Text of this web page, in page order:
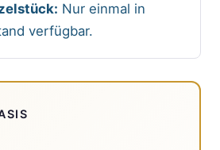
Nur einmal in
verfügbar.